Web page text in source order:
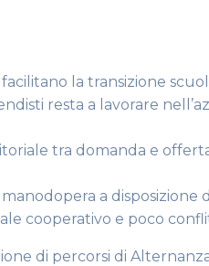
la transizione
resta a lavorare
tra domanda e
a disposizione
cooperativo e poco
di percorsi di